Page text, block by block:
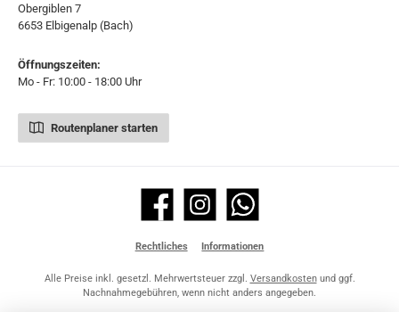
Obergiblen 7
6653 Elbigenalp (Bach)
Öffnungszeiten:
Mo - Fr: 10:00 - 18:00 Uhr
Routenplaner starten
Facebook Instagram WhatsApp
Rechtliches Informationen
Alle Preise inkl. gesetzl. Mehrwertsteuer zzgl. Versandkostenund ggf.
Nachnahmegebühren, wenn nicht anders angegeben.